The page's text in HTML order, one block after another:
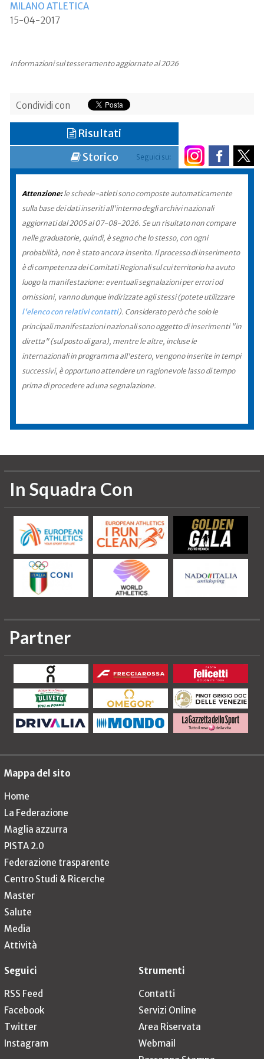
MILANO ATLETICA
15-04-2017
Informazioni sul tesseramento aggiornate al 2026
Condividi con
Seguici su:
Risultati
Storico
Attenzione:le schede-atleti sono composte automaticamente
sulla base dei dati inseriti all'interno degli archivi nazionali
aggiornati dal 2005 al 07-08-2026. Se un risultato non compare
nelle graduatorie, quindi, è segno che lo stesso, con ogni
probabilità, non è stato ancora inserito. Il processo di inserimento
è di competenza dei Comitati Regionali sul cui territorio ha avuto
luogo la manifestazione: eventuali segnalazioni per errori od
omissioni, vanno dunque indirizzate agli stessi (potete utilizzare
l'elenco con relativi contatti). Considerato però che solo le
principali manifestazioni nazionali sono oggetto di inserimenti "in
diretta" (sul posto di gara), mentre le altre, incluse le
internazionali in programma all'estero, vengono inserite in tempi
successivi, è opportuno attendere un ragionevole lasso di tempo
prima di procedere ad una segnalazione.
In Squadra Con
Partner
Mappa del sito
Home
La Federazione
Maglia azzurra
PISTA 2.0
Federazione trasparente
Centro Studi & Ricerche
Master
Salute
Media
Attività
Seguici
RSS Feed
Facebook
Twitter
Instagram
Strumenti
Contatti
Servizi Online
Area Riservata
Webmail